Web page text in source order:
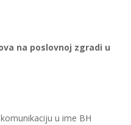
na poslovnoj zgradi u
u ime BH